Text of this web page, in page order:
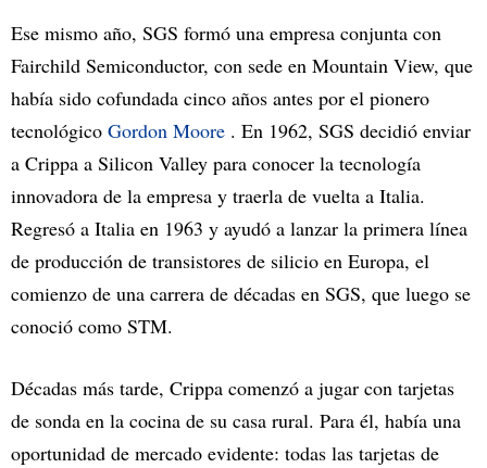
Ese mismo año, SGS formó una empresa conjunta con
Fairchild Semiconductor, con sede en Mountain View, que
había sido cofundada cinco años antes por el pionero
tecnológico Gordon Moore . En 1962, SGS decidió enviar
a Crippa a Silicon Valley para conocer la tecnología
innovadora de la empresa y traerla de vuelta a Italia.
Regresó a Italia en 1963 y ayudó a lanzar la primera línea
de producción de transistores de silicio en Europa, el
comienzo de una carrera de décadas en SGS, que luego se
conoció como STM.
Décadas más tarde, Crippa comenzó a jugar con tarjetas
de sonda en la cocina de su casa rural. Para él, había una
oportunidad de mercado evidente: todas las tarjetas de